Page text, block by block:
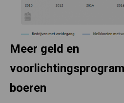
Meer geld en
boeren